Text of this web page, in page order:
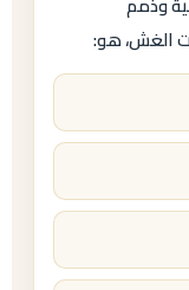
الغش، هو: